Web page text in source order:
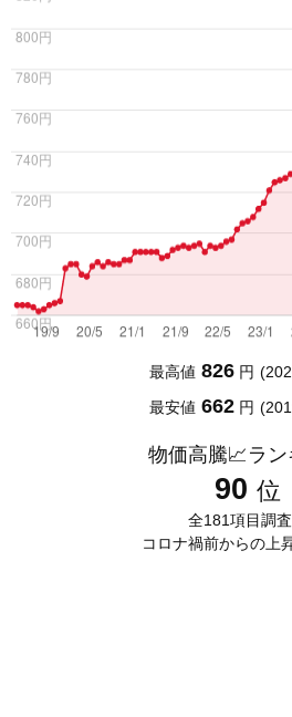
最高値 826
最安値 662
物価高騰📈ラ
90
全181項目調
コロナ禍前からの上